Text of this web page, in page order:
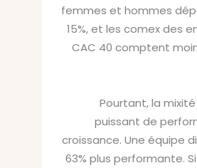
femmes et hommes
15%, et les comex des
CAC 40 comptent
Pourtant, la
puissant de
croissance. Une équipe
63% plus performante.